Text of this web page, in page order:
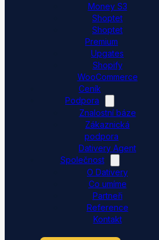
Money S3
Shoptet
Shoptet
Premium
Upgates
Shopify
WooCommerce
Ceník
Podpora
Znalostní báze
Zákaznická
podpora
Dativery Agent
Společnost
O Dativery
Co umíme
Partneři
Reference
Kontakt